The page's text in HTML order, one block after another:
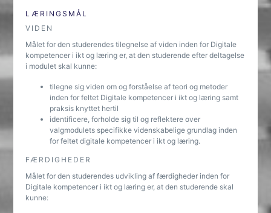
LÆRINGSMÅL
VIDEN
Målet for den studerendes tilegnelse af viden inden for Digitale
kompetencer i ikt og læring er, at den studerende efter deltagelse
i modulet skal kunne:
tilegne sig viden om og forståelse af teori og metoder
inden for feltet Digitale kompetencer i ikt og læring samt
praksis knyttet hertil
identificere, forholde sig til og reflektere over
valgmodulets specifikke videnskabelige grundlag inden
for feltet digitale kompetencer i ikt og læring.
FÆRDIGHEDER
Målet for den studerendes udvikling af færdigheder inden for
Digitale kompetencer i ikt og læring er, at den studerende skal
kunne: